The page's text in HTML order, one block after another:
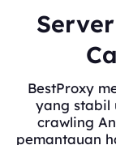
BestProxy
yang stabil
crawling
pemantauan